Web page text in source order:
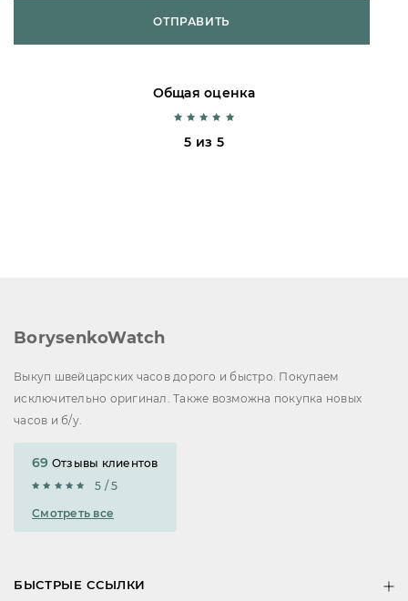
ОТПРАВИТЬ
Общая оценка
5 из 5
BorysenkoWatch
Выкуп швейцарских часов дорого и быстро. Покупаем
исключительно оригинал. Также возможна покупка новых
часов и б/у.
69 Отзывы клиентов
5 / 5
Смотреть все
БЫСТРЫЕ ССЫЛКИ